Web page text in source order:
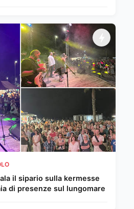
il sipario sulla kermesse
di presenze sul lungomare